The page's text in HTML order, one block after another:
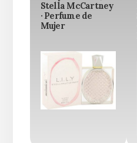
Stella McCartney
· Perfume de
Mujer